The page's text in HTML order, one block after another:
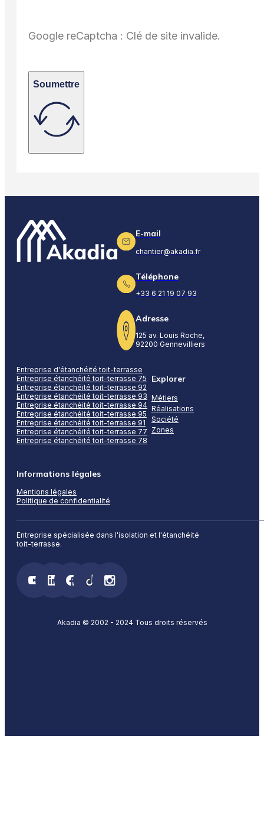
Google reCaptcha : Clé de site invalide.
Soumettre
E-mail
chantier@akadia.fr
Téléphone
+33 6 21 19 07 93
Adresse
125 av. Louis Roche,
92200 Gennevilliers
Entreprise spécialisée dans l'isolation et l'étanchéité
toit-terrasse.
Entreprise d'étanchéité toit-terrasse
Entreprise étanchéité toit-terrasse 75
Entreprise étanchéité toit-terrasse 92
Entreprise étanchéité toit-terrasse 93
Entreprise étanchéité toit-terrasse 94
Entreprise étanchéité toit-terrasse 95
Entreprise étanchéité toit-terrasse 91
Entreprise étanchéité toit-terrasse 77
Entreprise étanchéité toit-terrasse 78
Explorer
Métiers
Réalisations
Société
Zones
Informations légales
Mentions légales
Politique de confidentialité
Akadia © 2002 - 2024 Tous droits réservés